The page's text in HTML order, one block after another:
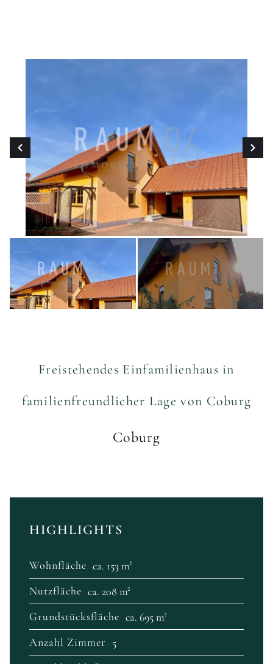
Freistehendes Einfamilienhaus in
familienfreundlicher Lage von Coburg
Coburg
HIGHLIGHTS
Wohnfläche ca. 153 m²
Nutzfläche ca. 208 m²
Grundstücksfläche ca. 695 m²
Anzahl Zimmer 5